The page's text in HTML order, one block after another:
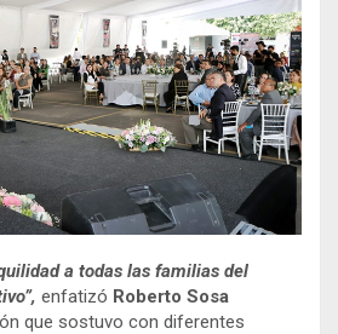
a todas las familias del
enfatizó Roberto Sosa
que sostuvo con diferentes